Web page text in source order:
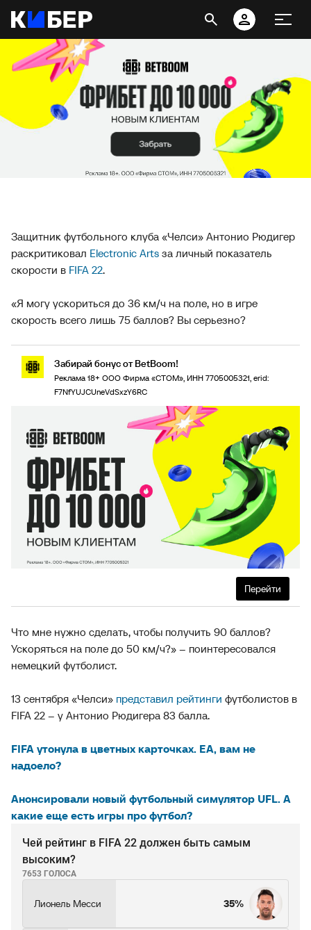
Защитник футбольного клуба «Челси» Антонио Рюдигер
раскритиковал Electronic Arts за личный показатель
скорости в FIFA 22.
«Я могу ускориться до 36 км/ч на поле, но в игре
скорость всего лишь 75 баллов? Вы серьезно?
Забирай бонус от BetBoom!
Реклама 18+ ООО Фирма «СТОМ», ИНН 7705005321, erid:
F7NfYUJCUneVdSxzY6RC
Перейти
Что мне нужно сделать, чтобы получить 90 баллов?
Ускоряться на поле до 50 км/ч?» – поинтересовался
немецкий футболист.
13 сентября «Челси» представил рейтинги футболистов в
FIFA 22 – у Антонио Рюдигера 83 балла.
FIFA утонула в цветных карточках. EA, вам не
надоело?
Анонсировали новый футбольный симулятор UFL. А
какие еще есть игры про футбол?
Чей рейтинг в FIFA 22 должен быть самым
высоким?
7653 ГОЛОСА
Лионель Месси 35%